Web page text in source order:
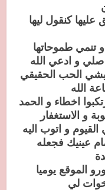
كنقول ليها
تنمي طموحاتها
صلي و ادعي الله
الحب الحقيقي
الله
اخطاء و الحمد
و الاستغفار
القيوم و اتوب اليه
عينيك فجعله
الموقع يوميا
لي